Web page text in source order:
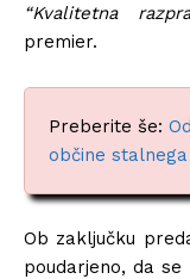
“Kvalitetna
premier.
Preberite še:
občine
Ob zaključku
poudarjeno, da